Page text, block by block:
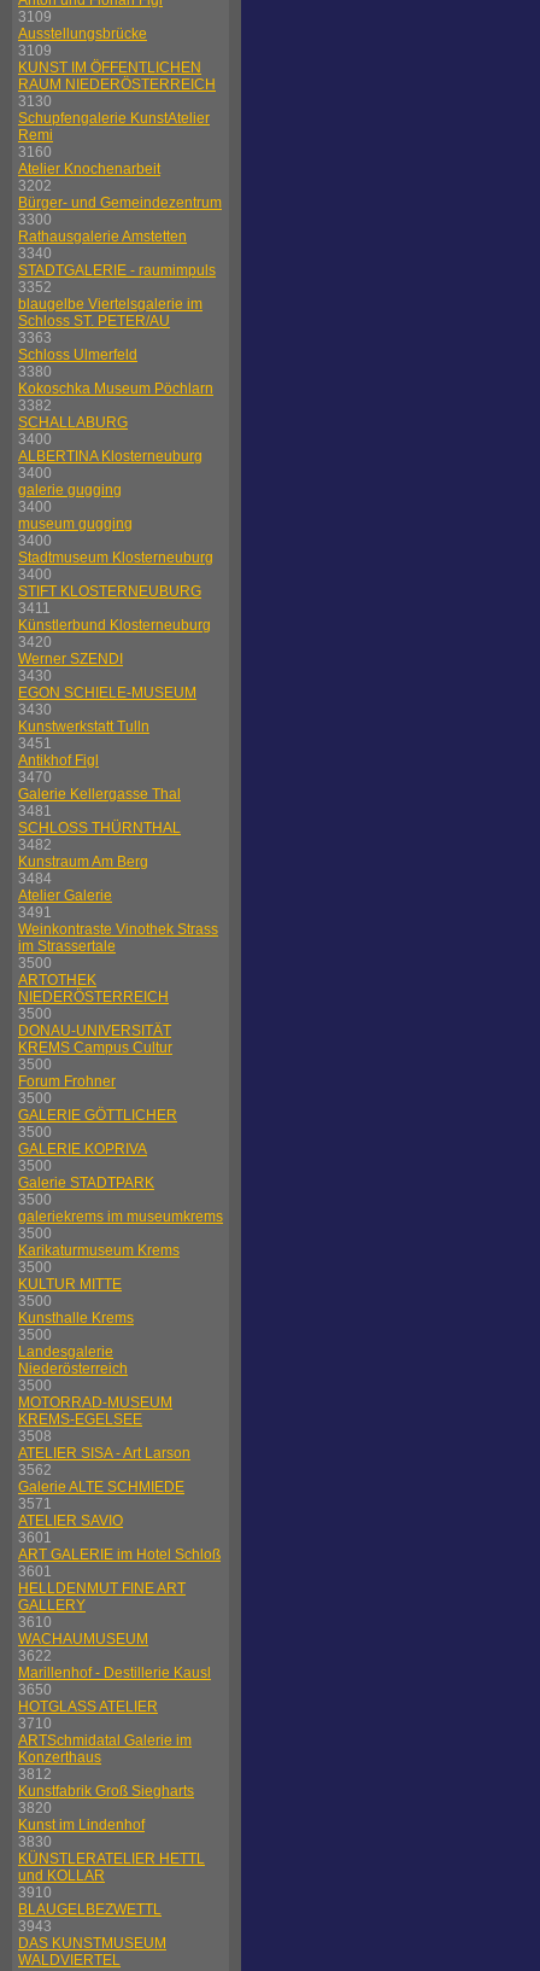
3109
Ausstellungsbrücke
3109
KUNST IM ÖFFENTLICHEN
RAUM NIEDERÖSTERREICH
3130
Schupfengalerie KunstAtelier
Remi
3160
Atelier Knochenarbeit
3202
Bürger- und Gemeindezentrum
3300
Rathausgalerie Amstetten
3340
STADTGALERIE - raumimpuls
3352
blaugelbe Viertelsgalerie im
Schloss ST. PETER/AU
3363
Schloss Ulmerfeld
3380
Kokoschka Museum Pöchlarn
3382
SCHALLABURG
3400
ALBERTINA Klosterneuburg
3400
galerie gugging
3400
museum gugging
3400
Stadtmuseum Klosterneuburg
3400
STIFT KLOSTERNEUBURG
3411
Künstlerbund Klosterneuburg
3420
Werner SZENDI
3430
EGON SCHIELE-MUSEUM
3430
Kunstwerkstatt Tulln
3451
Antikhof Figl
3470
Galerie Kellergasse Thal
3481
SCHLOSS THÜRNTHAL
3482
Kunstraum Am Berg
3484
Atelier Galerie
3491
Weinkontraste Vinothek Strass
im Strassertale
3500
ARTOTHEK
NIEDERÖSTERREICH
3500
DONAU-UNIVERSITÄT
KREMS Campus Cultur
3500
Forum Frohner
3500
GALERIE GÖTTLICHER
3500
GALERIE KOPRIVA
3500
Galerie STADTPARK
3500
galeriekrems im museumkrems
3500
Karikaturmuseum Krems
3500
KULTUR MITTE
3500
Kunsthalle Krems
3500
Landesgalerie
Niederösterreich
3500
MOTORRAD-MUSEUM
KREMS-EGELSEE
3508
ATELIER SISA - Art Larson
3562
Galerie ALTE SCHMIEDE
3571
ATELIER SAVIO
3601
ART GALERIE im Hotel Schloß
3601
HELLDENMUT FINE ART
GALLERY
3610
WACHAUMUSEUM
3622
Marillenhof - Destillerie Kausl
3650
HOTGLASS ATELIER
3710
ARTSchmidatal Galerie im
Konzerthaus
3812
Kunstfabrik Groß Siegharts
3820
Kunst im Lindenhof
3830
KÜNSTLERATELIER HETTL
und KOLLAR
3910
BLAUGELBEZWETTL
3943
DAS KUNSTMUSEUM
WALDVIERTEL